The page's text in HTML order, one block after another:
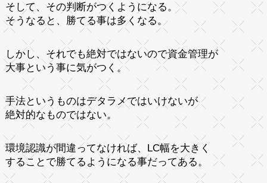
そして、その判断がつくようになる。
そうなると、勝てる事は多くなる。
しかし、それでも絶対ではないので資金管理が
大事という事に気がつく。
手法というものはデタラメではいけないが
絶対的なものではない。
環境認識が間違ってなければ、LC幅を大きく
することで勝てるようになる事だってある。